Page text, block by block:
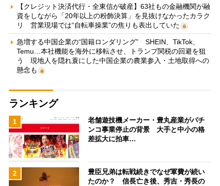
【クレジット決済代行・全東信が破産】63社もの金融機関が融
資をしながら「20年以上の粉飾決算」を見抜けなかったカラク
リ 営業現場では“自転車操業”の焦りも表出していた
急増する中国企業の“国籍ロンダリング” SHEIN、TikTok、
Temu…本社機能を海外に移転させ、トランプ関税の回避を狙
う 現地人を隠れ蓑にした中国企業の農業参入・土地取得への
懸念も
ランキング
1
老舗遊技機メーカー・豊丸産業がパチ
ンコ事業停止の背景 大手と中小の格
差拡大に拍車…
2
豊臣兄弟は転戦続きでなぜ軍費が続い
たのか？ 信長亡き後、秀吉・秀長の